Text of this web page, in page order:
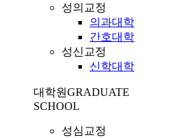
성의교정
의과대학
간호대학
성신교정
신학대학
대학원GRADUATE
SCHOOL
성심교정